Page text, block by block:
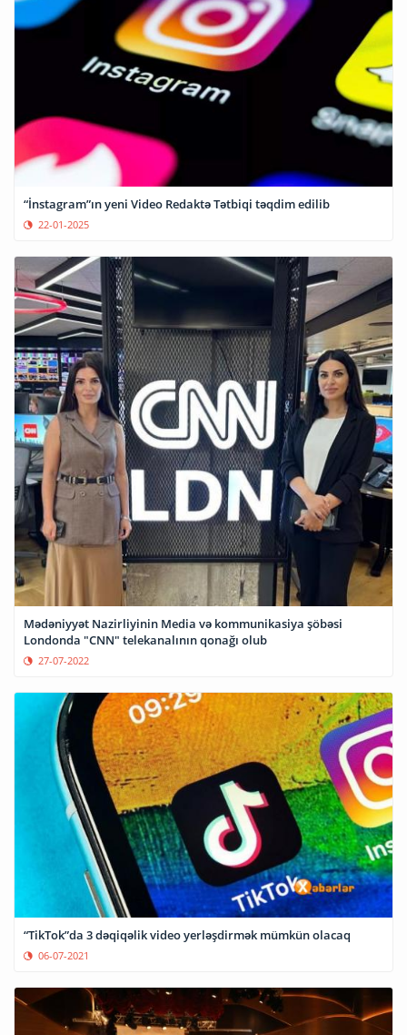
“İnstagram”ın yeni Video Redaktə Tətbiqi təqdim edilib
22-01-2025
Mədəniyyət Nazirliyinin Media və kommunikasiya şöbəsi
Londonda "CNN" telekanalının qonağı olub
27-07-2022
“TikTok”da 3 dəqiqəlik video yerləşdirmək mümkün olacaq
06-07-2021